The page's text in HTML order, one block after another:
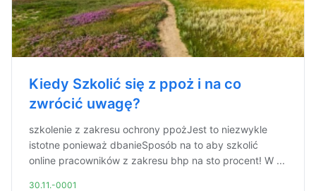
Kiedy Szkolić się z ppoż i na co
zwrócić uwagę?
szkolenie z zakresu ochrony ppożJest to niezwykle
istotne ponieważ dbanieSposób na to aby szkolić
online pracowników z zakresu bhp na sto procent! W ...
30.11.-0001